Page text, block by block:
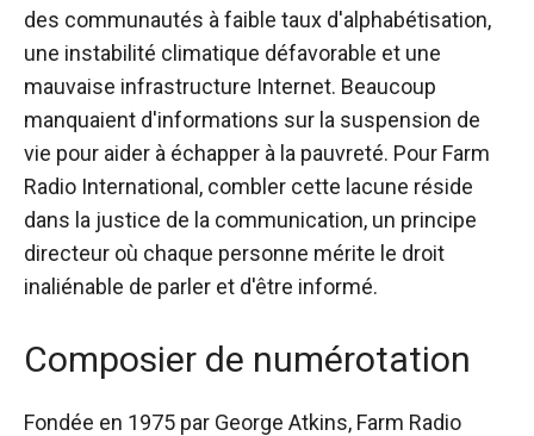
des communautés à faible taux d'alphabétisation,
une instabilité climatique défavorable et une
mauvaise infrastructure Internet. Beaucoup
manquaient d'informations sur la suspension de
vie pour aider à échapper à la pauvreté. Pour Farm
Radio International, combler cette lacune réside
dans la justice de la communication, un principe
directeur où chaque personne mérite le droit
inaliénable de parler et d'être informé.
Composier de numérotation
Fondée en 1975 par George Atkins, Farm Radio